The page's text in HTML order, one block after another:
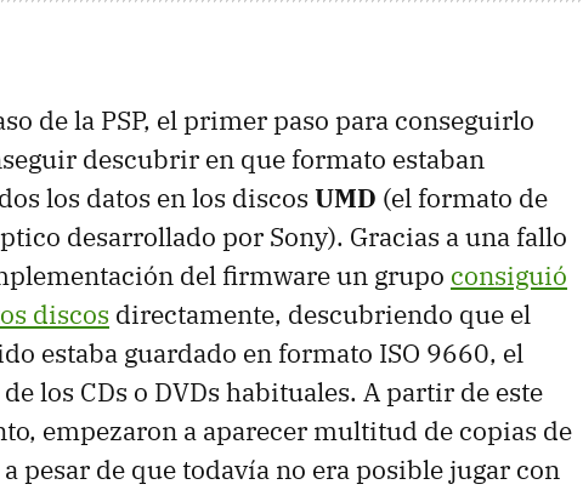
de la PSP, el primer paso para conseguirlo
descubrir en que formato estaban
los datos en los discos UMD (el formato de
desarrollado por Sony). Gracias a una fallo
del firmware un grupo consiguió
discos directamente, descubriendo que el
estaba guardado en formato ISO 9660, el
los CDs o DVDs habituales. A partir de este
empezaron a aparecer multitud de copias de
pesar de que todavía no era posible jugar con